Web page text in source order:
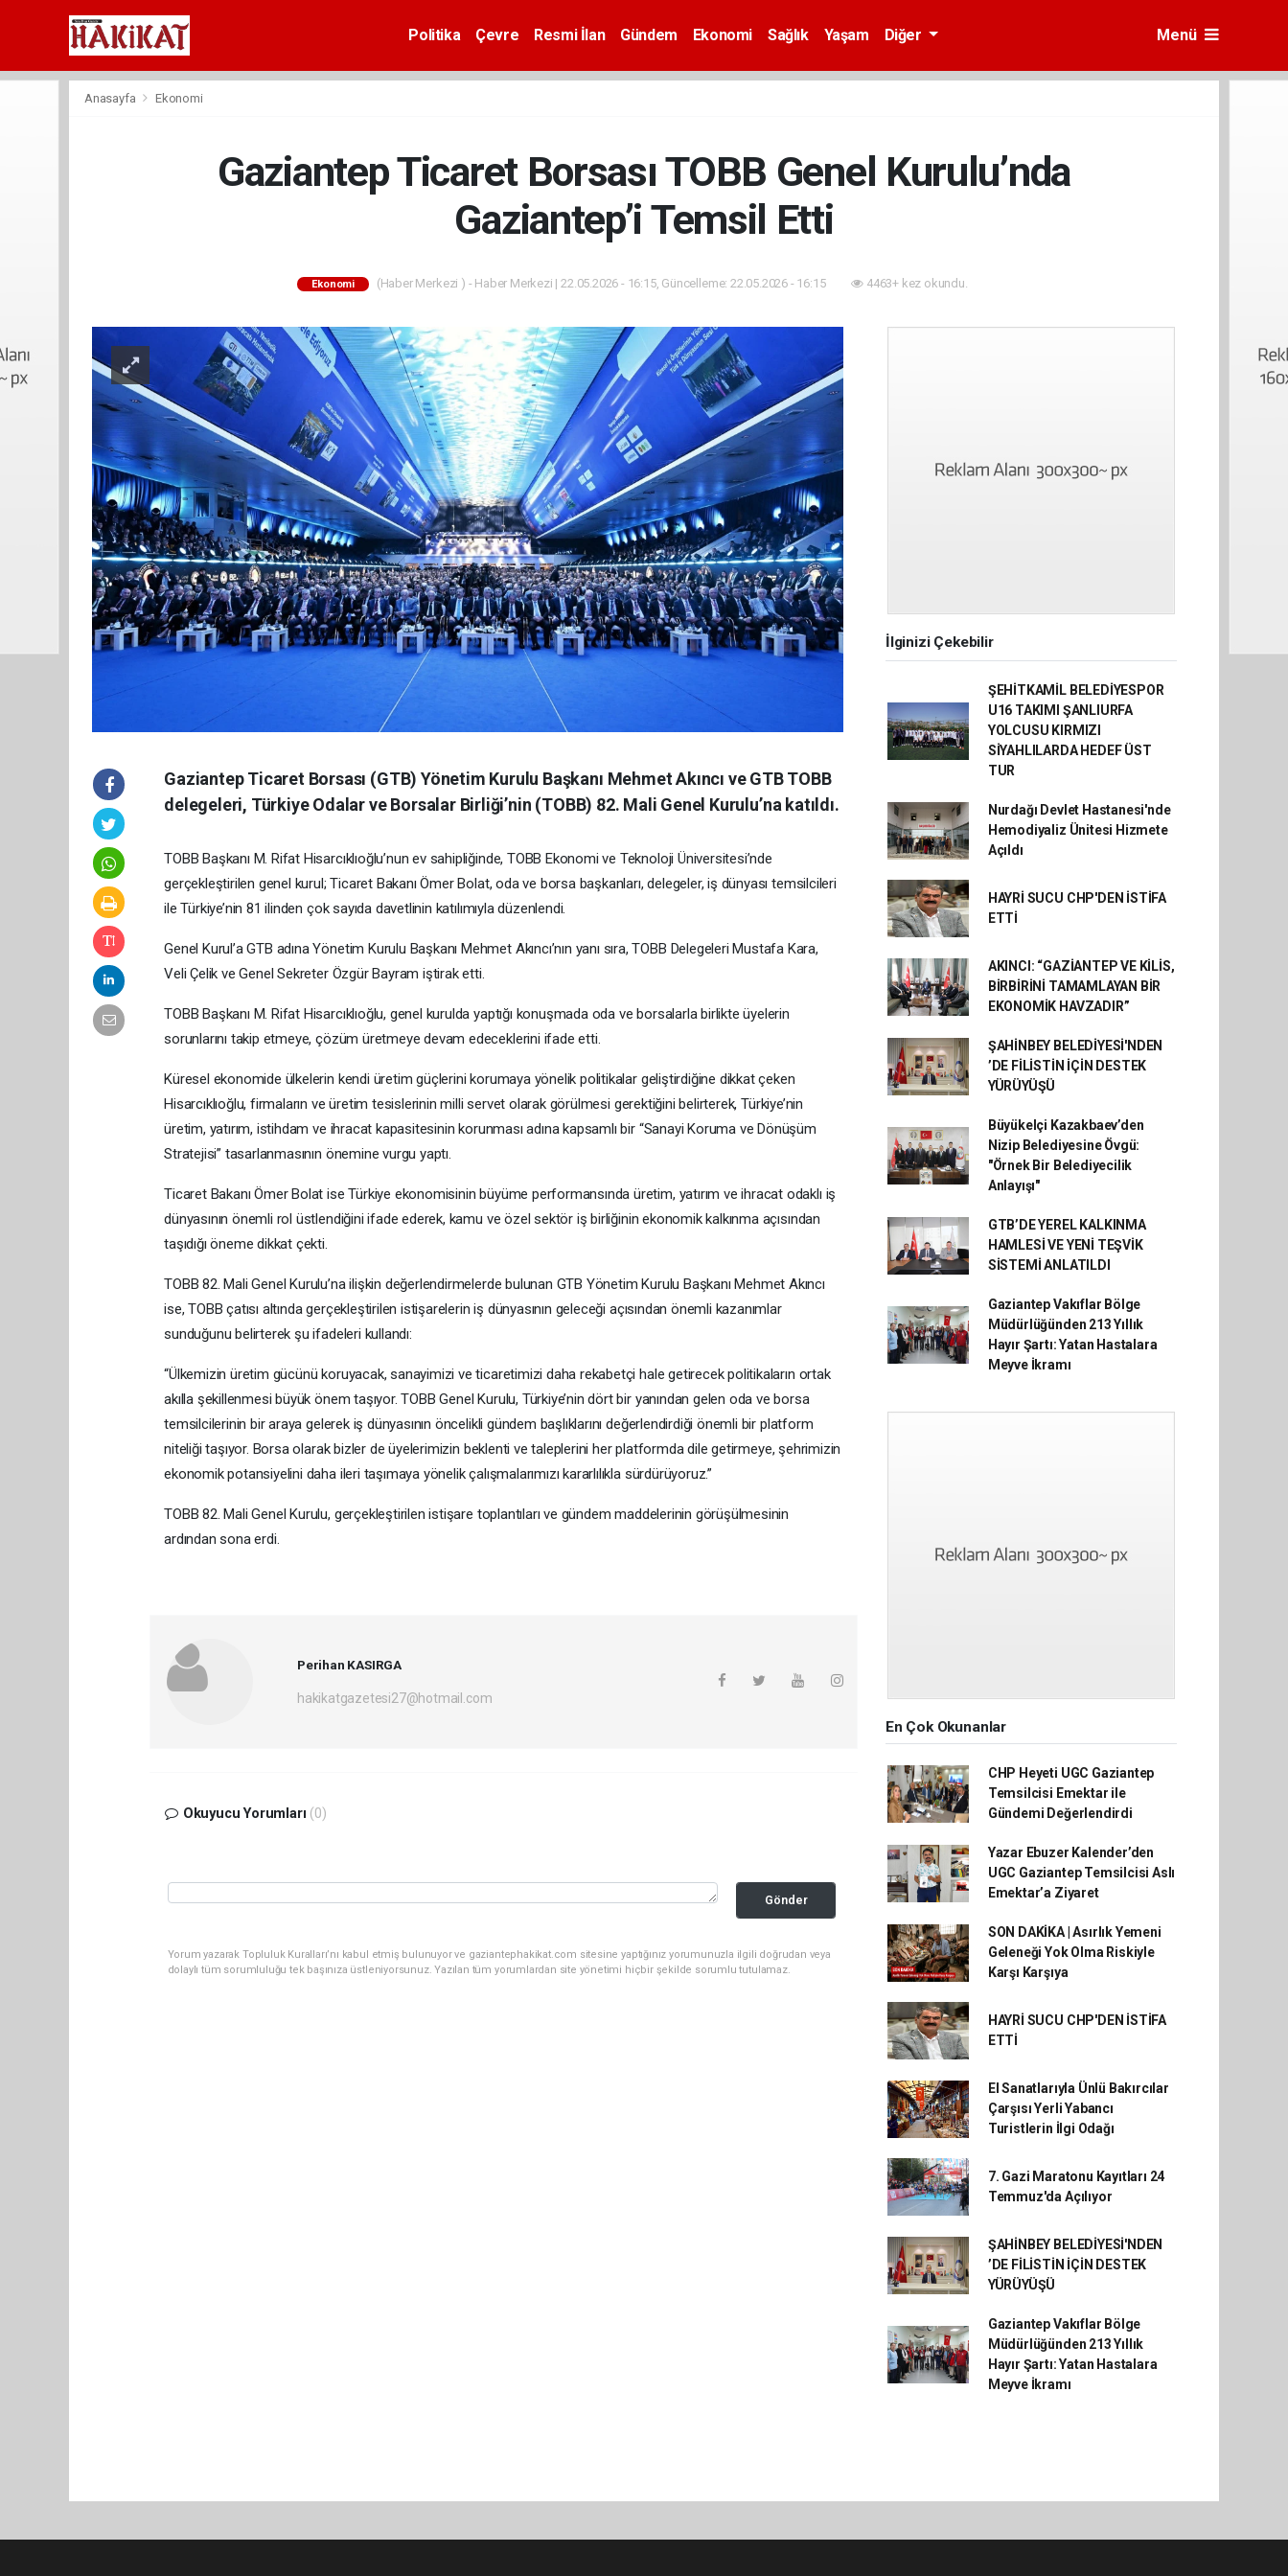
Politika Çevre Resmi İlan Gündem Ekonomi Sağlık Yaşam Diğer Menü
Anasayfa Ekonomi
Gaziantep Ticaret Borsası TOBB Genel Kurulu’nda
Gaziantep’i Temsil Etti
Ekonomi (Haber Merkezi ) - Haber Merkezi | 22.05.2026 - 16:15, Güncelleme: 22.05.2026 - 16:15 4463+ kez okundu.
Gaziantep Ticaret Borsası (GTB) Yönetim Kurulu Başkanı Mehmet Akıncı ve GTB TOBB
delegeleri, Türkiye Odalar ve Borsalar Birliği’nin (TOBB) 82. Mali Genel Kurulu’na katıldı.
TOBB Başkanı M. Rifat Hisarcıklıoğlu’nun ev sahipliğinde, TOBB Ekonomi ve Teknoloji Üniversitesi’nde
gerçekleştirilen genel kurul; Ticaret Bakanı Ömer Bolat, oda ve borsa başkanları, delegeler, iş dünyası temsilcileri
ile Türkiye’nin 81 ilinden çok sayıda davetlinin katılımıyla düzenlendi.
Genel Kurul’a GTB adına Yönetim Kurulu Başkanı Mehmet Akıncı’nın yanı sıra, TOBB Delegeleri Mustafa Kara,
Veli Çelik ve Genel Sekreter Özgür Bayram iştirak etti.
TOBB Başkanı M. Rifat Hisarcıklıoğlu, genel kurulda yaptığı konuşmada oda ve borsalarla birlikte üyelerin
sorunlarını takip etmeye, çözüm üretmeye devam edeceklerini ifade etti.
Küresel ekonomide ülkelerin kendi üretim güçlerini korumaya yönelik politikalar geliştirdiğine dikkat çeken
Hisarcıklıoğlu, firmaların ve üretim tesislerinin milli servet olarak görülmesi gerektiğini belirterek, Türkiye’nin
üretim, yatırım, istihdam ve ihracat kapasitesinin korunması adına kapsamlı bir “Sanayi Koruma ve Dönüşüm
Stratejisi” tasarlanmasının önemine vurgu yaptı.
Ticaret Bakanı Ömer Bolat ise Türkiye ekonomisinin büyüme performansında üretim, yatırım ve ihracat odaklı iş
dünyasının önemli rol üstlendiğini ifade ederek, kamu ve özel sektör iş birliğinin ekonomik kalkınma açısından
taşıdığı öneme dikkat çekti.
TOBB 82. Mali Genel Kurulu’na ilişkin değerlendirmelerde bulunan GTB Yönetim Kurulu Başkanı Mehmet Akıncı
ise, TOBB çatısı altında gerçekleştirilen istişarelerin iş dünyasının geleceği açısından önemli kazanımlar
sunduğunu belirterek şu ifadeleri kullandı:
“Ülkemizin üretim gücünü koruyacak, sanayimizi ve ticaretimizi daha rekabetçi hale getirecek politikaların ortak
akılla şekillenmesi büyük önem taşıyor. TOBB Genel Kurulu, Türkiye’nin dört bir yanından gelen oda ve borsa
temsilcilerinin bir araya gelerek iş dünyasının öncelikli gündem başlıklarını değerlendirdiği önemli bir platform
niteliği taşıyor. Borsa olarak bizler de üyelerimizin beklenti ve taleplerini her platformda dile getirmeye, şehrimizin
ekonomik potansiyelini daha ileri taşımaya yönelik çalışmalarımızı kararlılıkla sürdürüyoruz.”
TOBB 82. Mali Genel Kurulu, gerçekleştirilen istişare toplantıları ve gündem maddelerinin görüşülmesinin
ardından sona erdi.
Perihan KASIRGA
hakikatgazetesi27@hotmail.com
Okuyucu Yorumları (0)
Gönder
Yorum yazarak Topluluk Kuralları’nı kabul etmiş bulunuyor ve gaziantephakikat.com sitesine yaptığınız yorumunuzla ilgili doğrudan veya
dolaylı tüm sorumluluğu tek başınıza üstleniyorsunuz. Yazılan tüm yorumlardan site yönetimi hiçbir şekilde sorumlu tutulamaz.
İlginizi Çekebilir
ŞEHİTKAMİL BELEDİYESPOR
U16 TAKIMI ŞANLIURFA
YOLCUSU KIRMIZI
SİYAHLILARDA HEDEF ÜST
TUR
Nurdağı Devlet Hastanesi'nde
Hemodiyaliz Ünitesi Hizmete
Açıldı
HAYRİ SUCU CHP'DEN İSTİFA
ETTİ
AKINCI: “GAZİANTEP VE KİLİS,
BİRBİRİNİ TAMAMLAYAN BİR
EKONOMİK HAVZADIR”
ŞAHİNBEY BELEDİYESİ'NDEN
’DE FİLİSTİN İÇİN DESTEK
YÜRÜYÜŞÜ
Büyükelçi Kazakbaev’den
Nizip Belediyesine Övgü:
"Örnek Bir Belediyecilik
Anlayışı"
GTB’DE YEREL KALKINMA
HAMLESİ VE YENİ TEŞVİK
SİSTEMİ ANLATILDI
Gaziantep Vakıflar Bölge
Müdürlüğünden 213 Yıllık
Hayır Şartı: Yatan Hastalara
Meyve İkramı
En Çok Okunanlar
CHP Heyeti UGC Gaziantep
Temsilcisi Emektar ile
Gündemi Değerlendirdi
Yazar Ebuzer Kalender’den
UGC Gaziantep Temsilcisi Aslı
Emektar’a Ziyaret
SON DAKİKA | Asırlık Yemeni
Geleneği Yok Olma Riskiyle
Karşı Karşıya
HAYRİ SUCU CHP'DEN İSTİFA
ETTİ
El Sanatlarıyla Ünlü Bakırcılar
Çarşısı Yerli Yabancı
Turistlerin İlgi Odağı
7. Gazi Maratonu Kayıtları 24
Temmuz'da Açılıyor
ŞAHİNBEY BELEDİYESİ'NDEN
’DE FİLİSTİN İÇİN DESTEK
YÜRÜYÜŞÜ
Gaziantep Vakıflar Bölge
Müdürlüğünden 213 Yıllık
Hayır Şartı: Yatan Hastalara
Meyve İkramı